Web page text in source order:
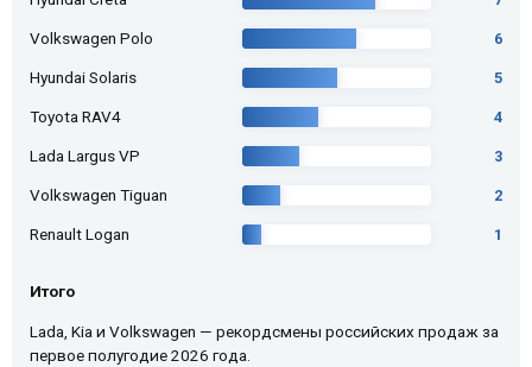
Volkswagen Polo 6
Hyundai Solaris 5
Toyota RAV4 4
Lada Largus VP 3
Volkswagen Tiguan 2
Renault Logan 1
Итого
Lada, Kia и Volkswagen — рекордсмены российских продаж за
первое полугодие 2026 года.